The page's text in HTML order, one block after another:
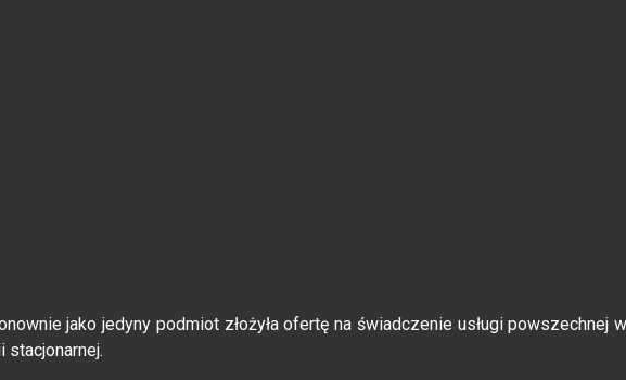
jako jedyny podmiot złożyła ofertę na świadczenie usługi powszechnej w